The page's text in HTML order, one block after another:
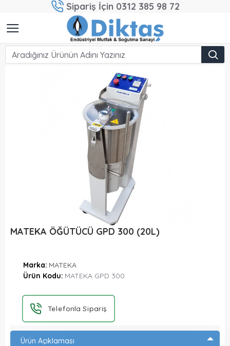
Sipariş İçin 0312 385 98 72
MATEKA ÖĞÜTÜCÜ GPD 300 (20L)
Marka: MATEKA
Ürün Kodu: MATEKA GPD 300
Telefonla Sipariş
Ürün Açıklaması